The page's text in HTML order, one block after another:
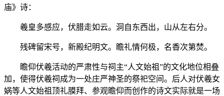
庙》诗：
羲皇多感应，伏腊走如云。洞自东西出，山从左右分。
残碑留宋号，新殿纪明文。瞻礼情何极，名香次第焚。
瞻仰伏羲活动的严肃性与祠主“人文始祖”的文化地位相叠
加，使得伏羲祠成为一处庄严神圣的祭祀空间。后人对伏羲女
娲等人文始祖顶礼膜拜、参观瞻仰而创作的诗文实际就是一场